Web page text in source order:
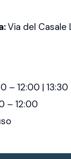
Via del Casale
12:00 | 13:30
12:00